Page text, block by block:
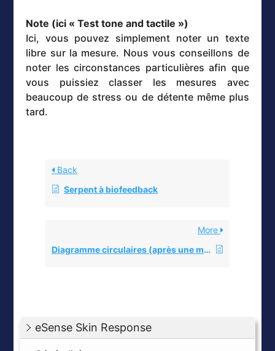
eSense Skin Response
Note (ici « Test tone and tactile »)
Ici, vous pouvez simplement noter un texte
libre sur la mesure. Nous vous conseillons de
noter les circonstances particulières afin que
vous puissiez classer les mesures avec
beaucoup de stress ou de détente même plus
tard.
Back
Serpent à biofeedback
More
Diagramme circulaires (après une mesure)